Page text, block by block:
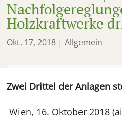
Holzkraftwerke
Okt. 17, 2018 | Allgemein
Zwei Drittel der Anlagen
Wien, 16. Oktober 2018